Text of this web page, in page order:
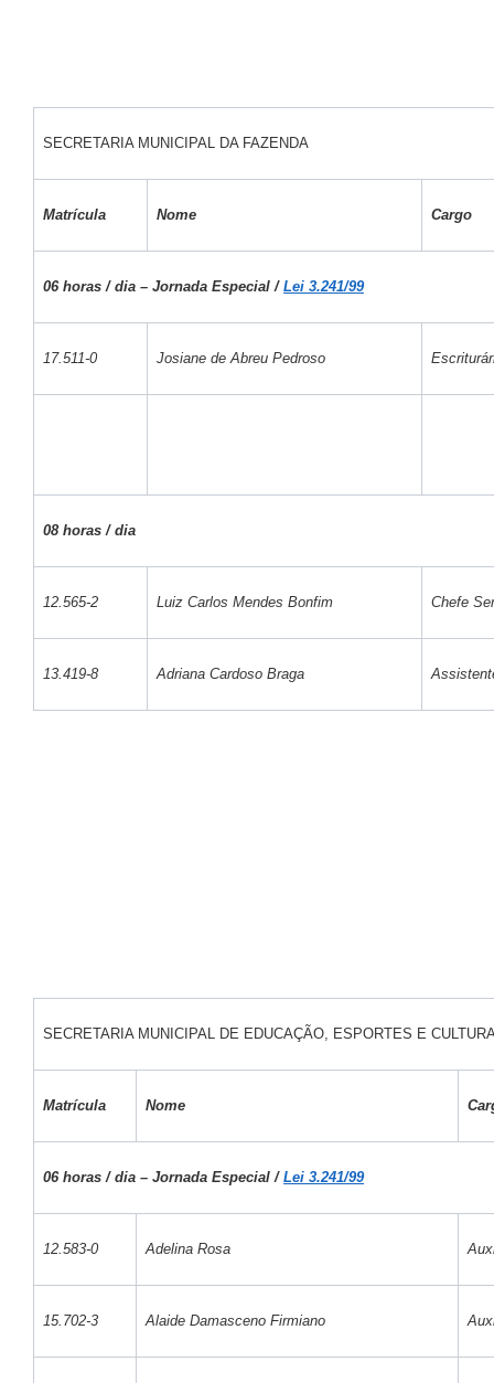
SECRETARIA MUNICIPAL DA FAZENDA
Matrícula Nome Cargo
06 horas / dia – Jornada Especial / Lei 3.241/99
17.511-0 Josiane de Abreu Pedroso
08 horas / dia
12.565-2 Luiz Carlos Mendes Bonfim Chefe
13.419-8 Adriana Cardoso Braga
SECRETARIA MUNICIPAL DE EDUCAÇÃO, ESPORTES E
Matrícula Nome
06 horas / dia – Jornada Especial / Lei 3.241/99
12.583-0 Adelina Rosa
15.702-3 Alaide Damasceno Firmiano